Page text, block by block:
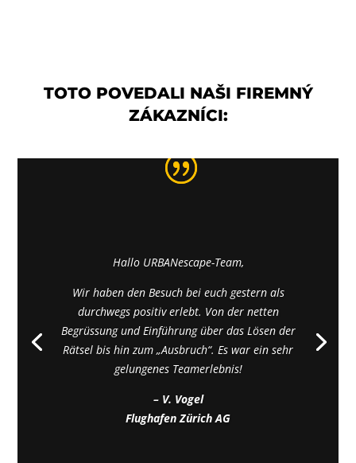
TOTO POVEDALI NAŠI FIREMNÝ
ZÁKAZNÍCI:
Hallo URBANescape-Team,
Wir haben den Besuch bei euch gestern als
durchwegs positiv erlebt. Von der netten
Begrüssung und Einführung über das Lösen der
Rätsel bis hin zum „Ausbruch“. Es war ein sehr
gelungenes Teamerlebnis!
– V. Vogel
Flughafen Zürich AG